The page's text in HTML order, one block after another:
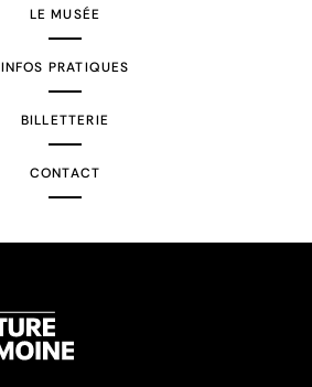
LE MUSÉE
INFOS PRATIQUES
BILLETTERIE
CONTACT